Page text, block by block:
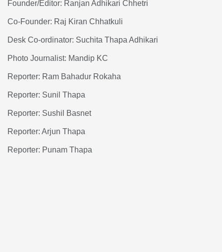
Founder/Editor: Ranjan Adhikari Chhetri
Co-Founder: Raj Kiran Chhatkuli
Desk Co-ordinator: Suchita Thapa Adhikari
Photo Journalist: Mandip KC
Reporter: Ram Bahadur Rokaha
Reporter: Sunil Thapa
Reporter: Sushil Basnet
Reporter: Arjun Thapa
Reporter: Punam Thapa